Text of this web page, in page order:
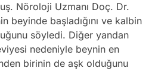
Nöroloji Uzmanı Doç. Dr.
beyinde başladığını ve kalbin
söyledi. Diğer yandan
nedeniyle beynin en
birinin de aşk olduğunu